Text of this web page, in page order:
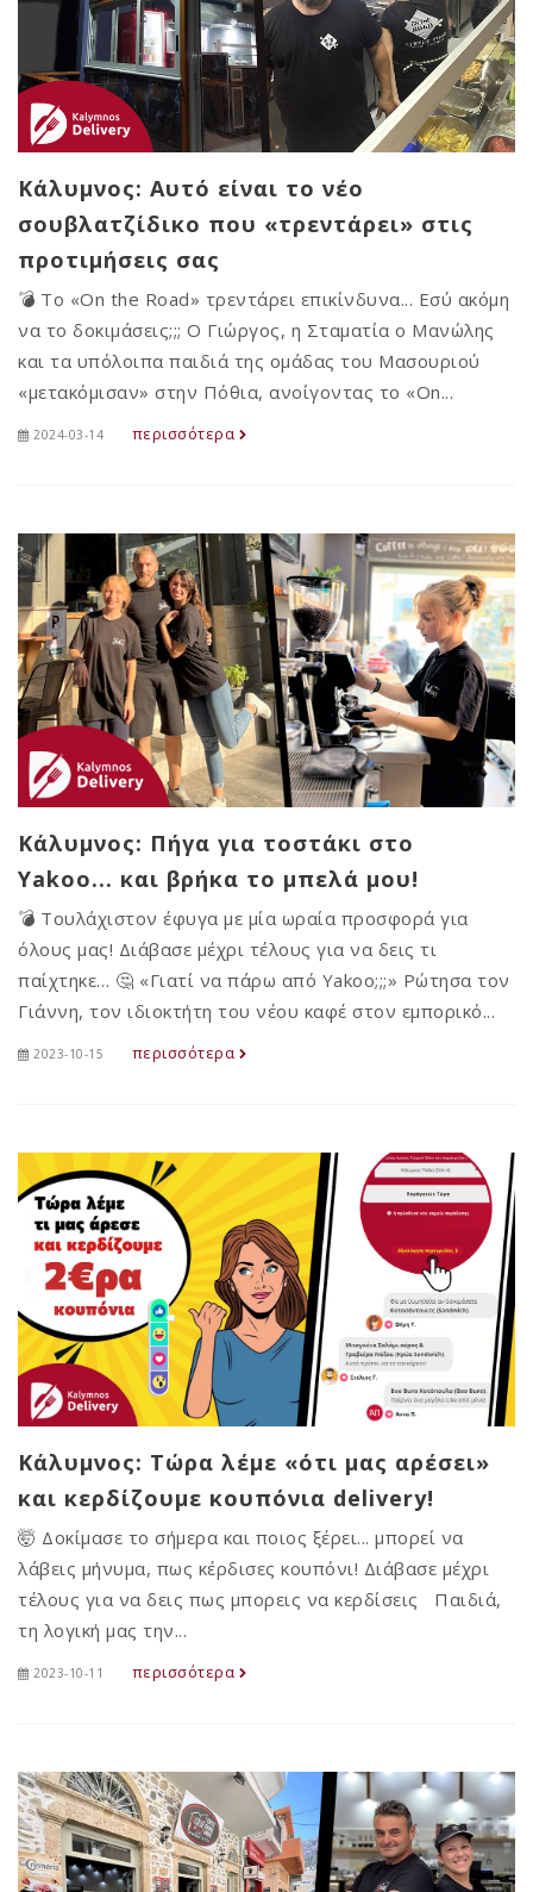
Κάλυμνος: Αυτό είναι το νέο
σουβλατζίδικο που «τρεντάρει» στις
προτιμήσεις σας
💣 Το «On the Road» τρεντάρει επικίνδυνα... Εσύ ακόμη
να το δοκιμάσεις;;; Ο Γιώργος, η Σταματία ο Μανώλης
και τα υπόλοιπα παιδιά της ομάδας του Μασουριού
«μετακόμισαν» στην Πόθια, ανοίγοντας το «On...
2024-03-14 περισσότερα
Κάλυμνος: Πήγα για τοστάκι στο
Yakoo... και βρήκα το μπελά μου!
💣 Τουλάχιστον έφυγα με μία ωραία προσφορά για
όλους μας! Διάβασε μέχρι τέλους για να δεις τι
παίχτηκε… 🤔 «Γιατί να πάρω από Yakoo;;;» Ρώτησα τον
Γιάννη, τον ιδιοκτήτη του νέου καφέ στον εμπορικό...
2023-10-15 περισσότερα
Κάλυμνος: Τώρα λέμε «ότι μας αρέσει»
και κερδίζουμε κουπόνια delivery!
🤯 Δοκίμασε το σήμερα και ποιος ξέρει... μπορεί να
λάβεις μήνυμα, πως κέρδισες κουπόνι! Διάβασε μέχρι
τέλους για να δεις πως μπορεις να κερδίσεις Παιδιά,
τη λογική μας την...
2023-10-11 περισσότερα